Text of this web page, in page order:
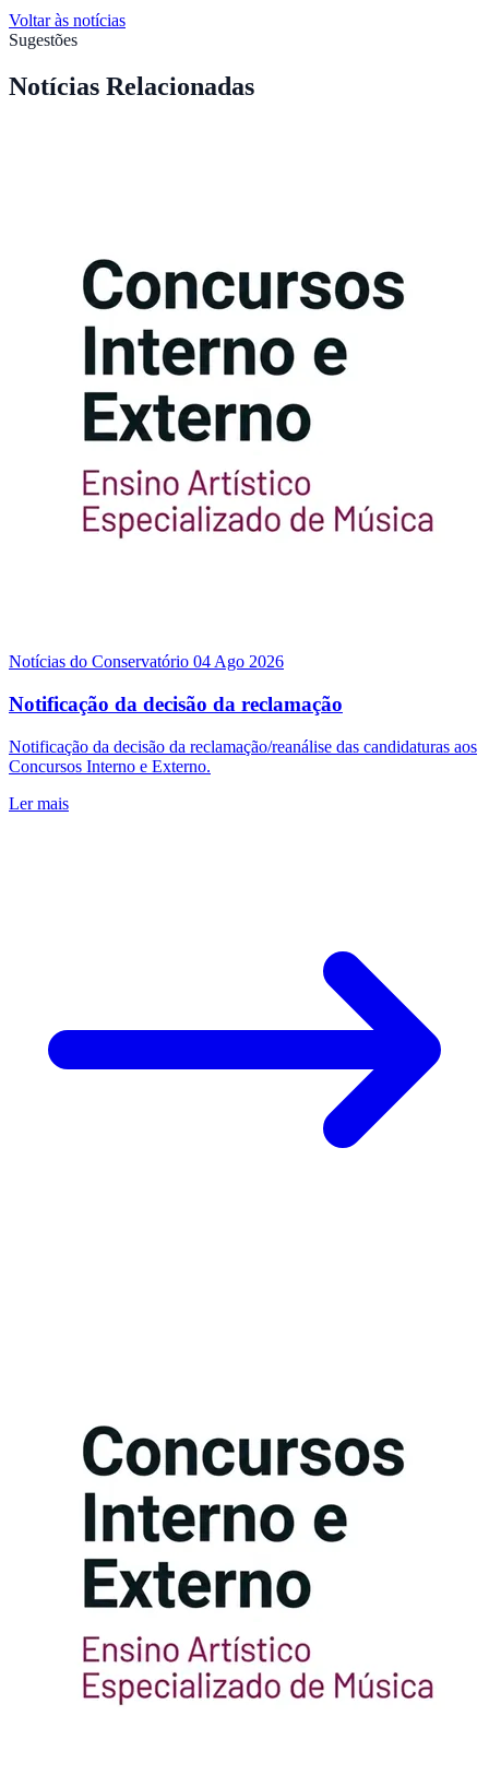
Voltar às notícias
Sugestões
Notícias Relacionadas
Notícias do Conservatório 04 Ago 2026
Notificação da decisão da reclamação
Notificação da decisão da reclamação/reanálise das candidaturas aos
Concursos Interno e Externo.
Ler mais